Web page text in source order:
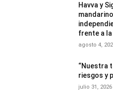
Havva y
frente a
agosto 4,
“Nuestra
riesgos y
julio 31, 2026